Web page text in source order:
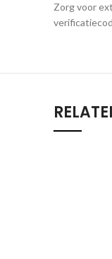
Zorg voor